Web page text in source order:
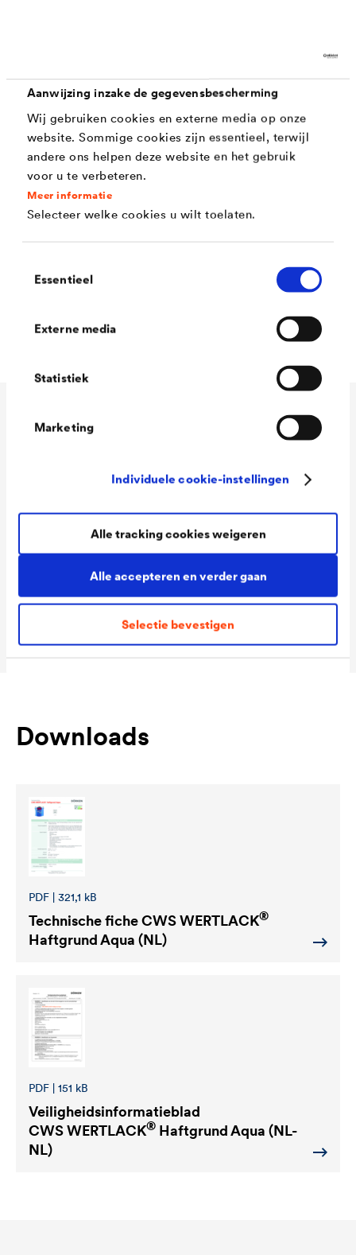
Aanwijzing inzake de gegevensbescherming
Wij gebruiken cookies en externe media op onze
website. Sommige cookies zijn essentieel, terwijl
andere ons helpen deze website en het gebruik
voor u te verbeteren.
Meer informatie
Selecteer welke cookies u wilt toelaten.
Essentieel
Externe media
Statistiek
Marketing
Individuele cookie-instellingen
Alle accepteren en verder gaan
Selectie bevestigen
Alle tracking cookies weigeren
Mat
Lood - en chromaatvrij volgens DIN 55944
Zeer goede hechting
Zeer goede hechting op kritische ondergronden
Gemakkelijk te verwerken
Snel drogend
Technische gegevens
Colour tones
Packaging Sizes
Packaging Sizes
1,0 L / 2,5 L
Downloads
PDF | 321,1 kB
Technische ficheCWS WERTLACK®
Haftgrund Aqua (NL)
PDF | 151 kB
Veiligheidsinformatieblad
CWS WERTLACK® Haftgrund Aqua (NL-
NL)